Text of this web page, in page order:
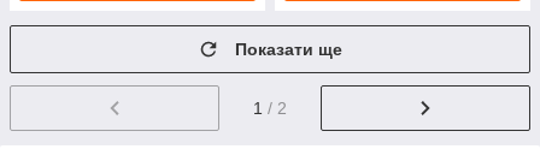
Показати ще
1 / 2